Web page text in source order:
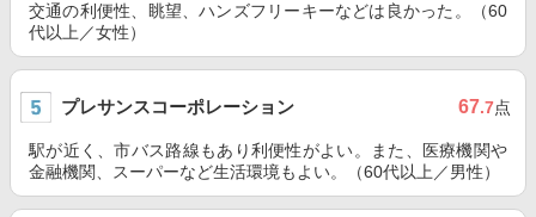
交通の利便性、眺望、ハンズフリーキーなどは良かった。（60
代以上／女性）
プレサンスコーポレーション 67.7点
駅が近く、市バス路線もあり利便性がよい。また、医療機関や
金融機関、スーパーなど生活環境もよい。（60代以上／男性）